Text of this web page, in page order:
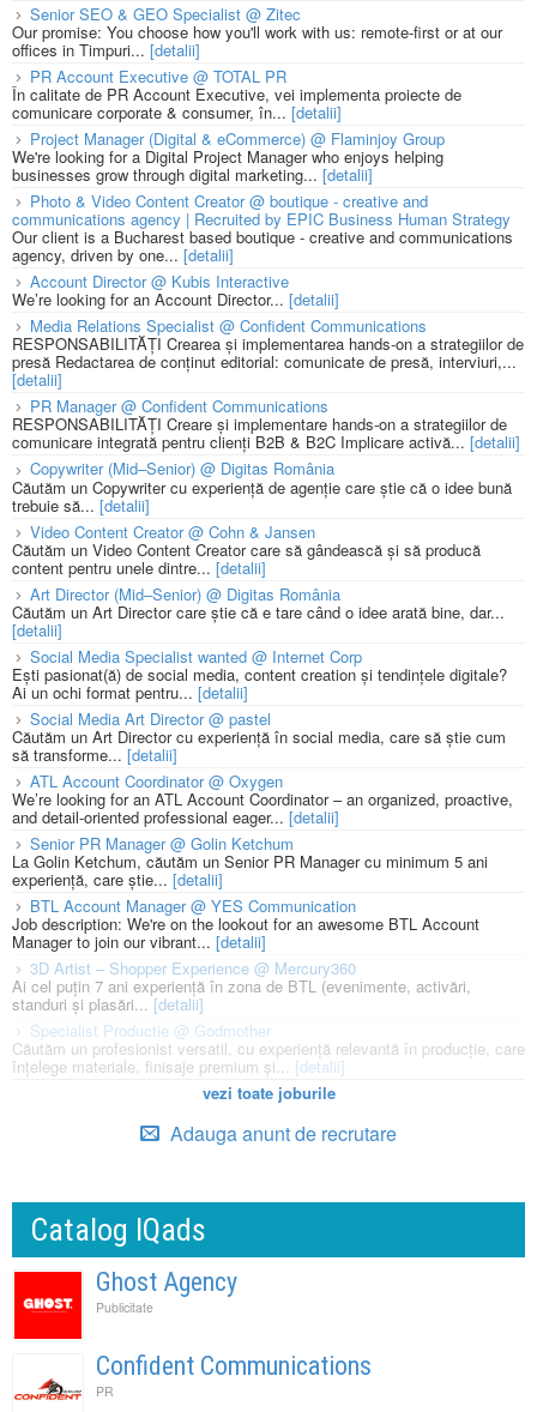
Senior SEO & GEO Specialist @ Zitec
Our promise: You choose how you'll work with us: remote-first or at our
offices in Timpuri... [detalii]
PR Account Executive @ TOTAL PR
În calitate de PR Account Executive, vei implementa proiecte de
comunicare corporate & consumer, în... [detalii]
Project Manager (Digital & eCommerce) @ Flaminjoy Group
We're looking for a Digital Project Manager who enjoys helping
businesses grow through digital marketing... [detalii]
Photo & Video Content Creator @ boutique - creative and
communications agency | Recruited by EPIC Business Human Strategy
Our client is a Bucharest based boutique - creative and communications
agency, driven by one... [detalii]
Account Director @ Kubis Interactive
We’re looking for an Account Director... [detalii]
Media Relations Specialist @ Confident Communications
RESPONSABILITĂȚI Crearea și implementarea hands-on a strategiilor de
presă Redactarea de conținut editorial: comunicate de presă, interviuri,...
[detalii]
PR Manager @ Confident Communications
RESPONSABILITĂȚI Creare și implementare hands-on a strategiilor de
comunicare integrată pentru clienți B2B & B2C Implicare activă... [detalii]
Copywriter (Mid–Senior) @ Digitas România
Căutăm un Copywriter cu experiență de agenție care știe că o idee bună
trebuie să... [detalii]
Video Content Creator @ Cohn & Jansen
Căutăm un Video Content Creator care să gândească și să producă
content pentru unele dintre... [detalii]
Art Director (Mid–Senior) @ Digitas România
Căutăm un Art Director care știe că e tare când o idee arată bine, dar...
[detalii]
Social Media Specialist wanted @ Internet Corp
Ești pasionat(ă) de social media, content creation și tendințele digitale?
Ai un ochi format pentru... [detalii]
Social Media Art Director @ pastel
Căutăm un Art Director cu experiență în social media, care să știe cum
să transforme... [detalii]
ATL Account Coordinator @ Oxygen
We’re looking for an ATL Account Coordinator – an organized, proactive,
and detail-oriented professional eager... [detalii]
Senior PR Manager @ Golin Ketchum
La Golin Ketchum, căutăm un Senior PR Manager cu minimum 5 ani
experiență, care știe... [detalii]
BTL Account Manager @ YES Communication
Job description: We're on the lookout for an awesome BTL Account
Manager to join our vibrant... [detalii]
3D Artist – Shopper Experience @ Mercury360
Ai cel puțin 7 ani experiență în zona de BTL (evenimente, activări,
standuri și plasări... [detalii]
Specialist Productie @ Godmother
Căutăm un profesionist versatil, cu experiență relevantă în producție, care
înțelege materiale, finisaje premium și... [detalii]
vezi toate joburile
Adauga anunt de recrutare
Catalog IQads
Ghost Agency
Publicitate
Confident Communications
PR